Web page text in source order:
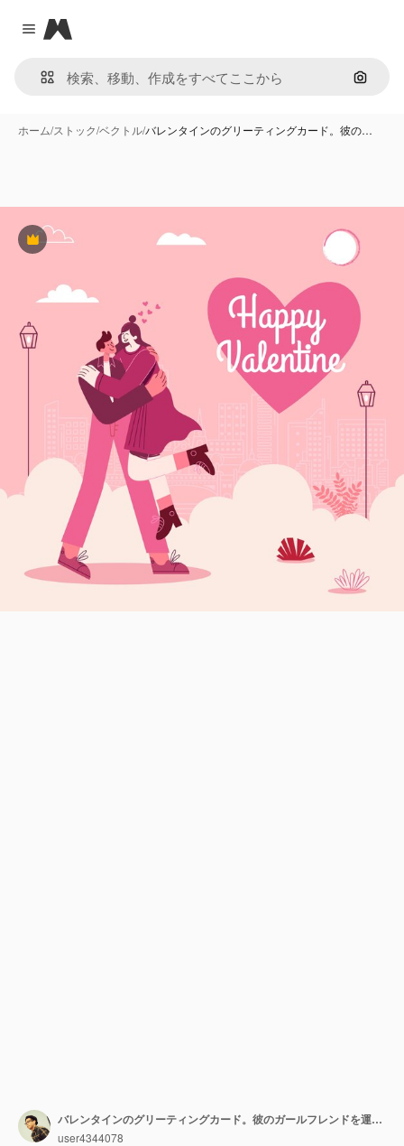
Close menu
Magnific
画像で
ホーム/ストック/ベクトル/バレンタインのグリーティングカード。彼の…
Premium
バレンタインのグリーティングカード。彼のガールフレンドを運ぶ幸せな男。モダンなフラットスタイルのベクトル図
user4344078